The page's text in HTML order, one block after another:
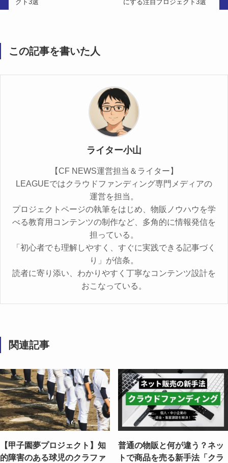
クト3選 にする注目プロジェクト3選
この記事を書いた人
ライター小山
【CF NEWS運営担当＆ライター】
LEAGUEではクラウドファンディング専門メディアの
運営を担当。
プロジェクトページの執筆をはじめ、物販ノウハウを学
べる教育用コンテンツの制作など、多角的に情報発信を
担っている。
「初心者でも理解しやすく、すぐに実践できる記事づく
り」が信条。
読者に寄り添い、わかりやすく丁寧なコンテンツ設計を
おこなっている。
関連記事
【甲子園夢プロジェクト】知
的障害のある球児のクラファ
普通の物販と何が違う？ネッ
トで商品を売る新手法「クラ